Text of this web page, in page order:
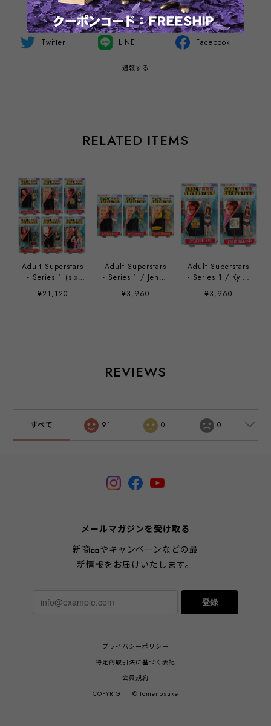
Twitter LINE Facebook
通報する
RELATED ITEMS
Adult Superstars
- Series 1 (six
figures set)
¥21,120
Adult Superstars
- Series 1 / Jenna
Jameson
¥3,960
Adult Superstars
- Series 1 / Kylie
Ireland
¥3,960
REVIEWS
すべて 91 0 0
メールマガジンを受け取る
新商品やキャンペーンなどの最
新情報をお届けいたします。
登録
プライバシーポリシー
特定商取引法に基づく表記
会員規約
COPYRIGHT © tomenosuke